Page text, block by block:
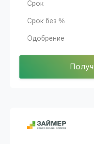
Срок
Срок без %
Одобрение